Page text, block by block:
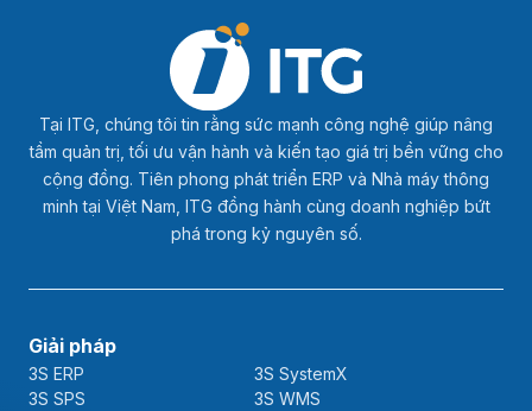
Tại ITG, chúng tôi tin rằng sức mạnh công nghệ giúp nâng
tầm quản trị, tối ưu vận hành và kiến tạo giá trị bền vững cho
cộng đồng. Tiên phong phát triển ERP và Nhà máy thông
minh tại Việt Nam, ITG đồng hành cùng doanh nghiệp bứt
phá trong kỷ nguyên số.
Giải pháp
3S ERP
3S SystemX
3S SPS
3S WMS